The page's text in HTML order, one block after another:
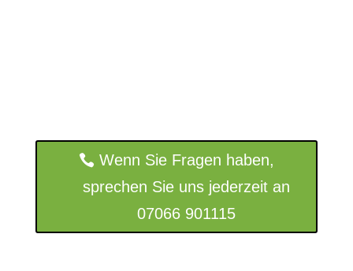
Wenn Sie Fragen haben,
sprechen Sie uns jederzeit an
07066 901115